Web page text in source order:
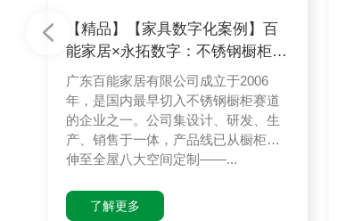
【精品】【家具数字化案例】百
能家居×永拓数字：不锈钢橱柜头
部品牌
广东百能家居有限公司成立于2006
年，是国内最早切入不锈钢橱柜赛道
的企业之一。公司集设计、研发、生
产、销售于一体，产品线已从橱柜延
伸至全屋八大空间定制——...
了解更多